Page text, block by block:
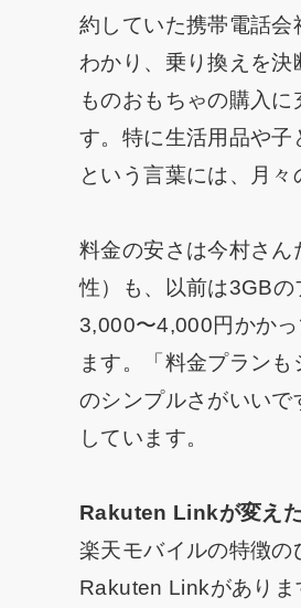
約していた携帯電話
わかり、乗り換えを
ものおもちゃの購入
す。特に生活用品や子
という言葉には、月
料金の安さは今村さ
性）も、以前は3GB
3,000〜4,000円かか
ます。「料金プラン
のシンプルさがいい
しています。
Rakuten Linkが変え
楽天モバイルの特徴
Rakuten Linkがありま